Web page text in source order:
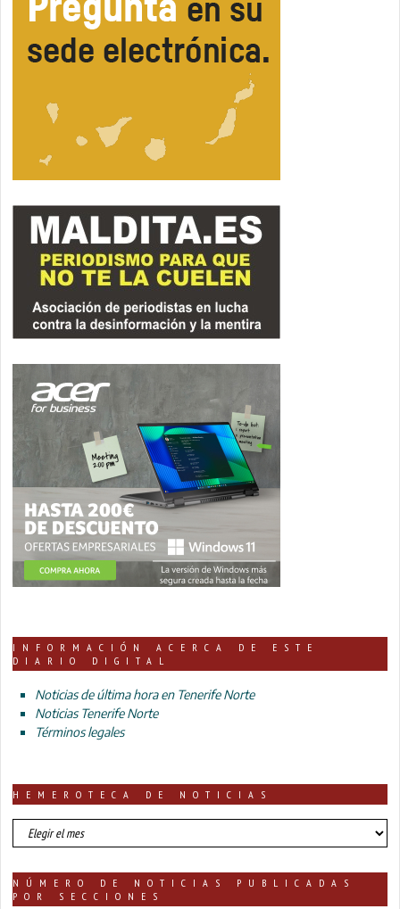
INFORMACIÓN ACERCA DE ESTE
DIARIO DIGITAL
Noticias de última hora en Tenerife Norte
Noticias Tenerife Norte
Términos legales
HEMEROTECA DE NOTICIAS
HEMEROTECA
DE
NÚMERO DE NOTICIAS PUBLICADAS
POR SECCIONES